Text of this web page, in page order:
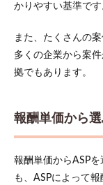
を利
る際
の注
意点
め
かりやすい基準です
また、たくさんの
多くの企業から案
拠でもあります。
報酬単価から
報酬単価からASP
も、ASPによって